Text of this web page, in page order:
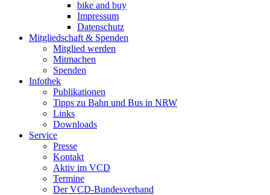
bike and buy
Impressum
Datenschutz
Mitgliedschaft & Spenden
Mitglied werden
Mitmachen
Spenden
Infothek
Publikationen
Tipps zu Bahn und Bus in NRW
Links
Downloads
Service
Presse
Kontakt
Aktiv im VCD
Termine
Der VCD-Bundesverband